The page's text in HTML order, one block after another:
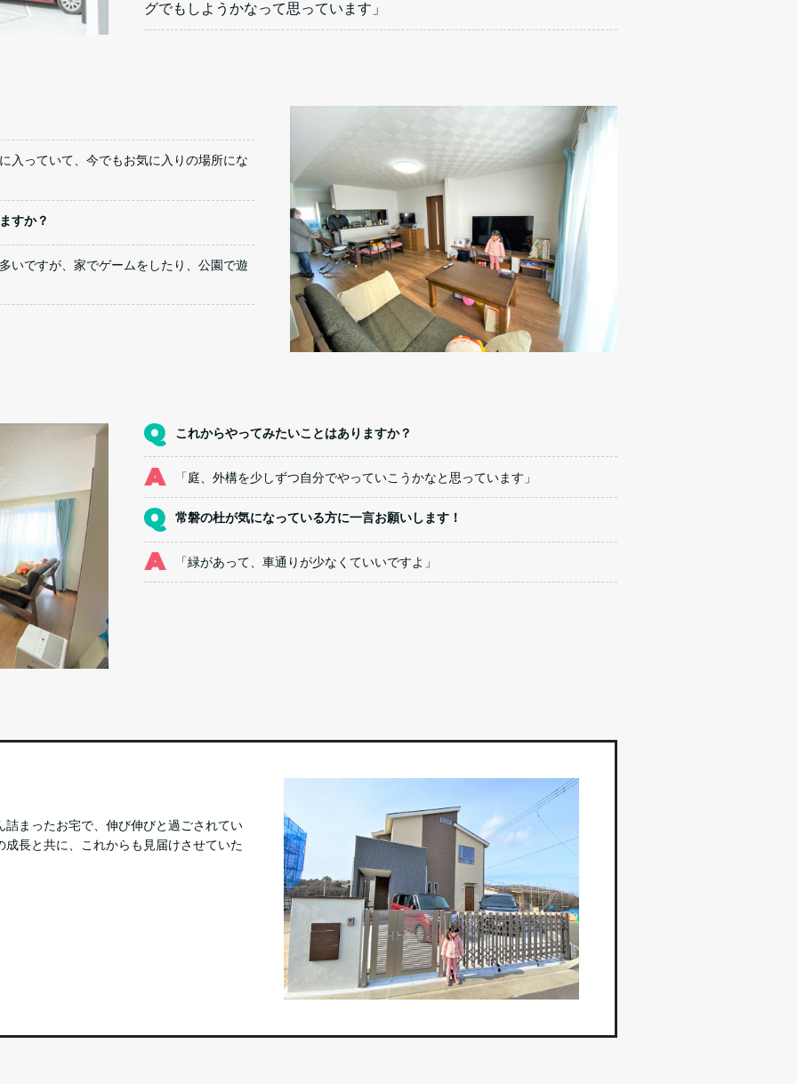
グでもしようかなって思っています」
入っていて、今でもお気に入りの場所にな
すか？
いですが、家でゲームをしたり、公園で遊
これからやってみたいことはありますか？
「庭、外構を少しずつ自分でやっていこうかなと思っています」
常磐の杜が気になっている方に一言お願いします！
「緑があって、車通りが少なくていいですよ」
まったお宅で、伸び伸びと過ごされてい
長と共に、これからも見届けさせていた